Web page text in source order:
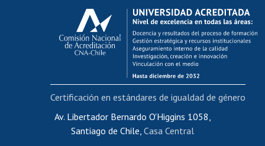
Calificación académica
Postulación al AUCAI
Funcionarias/os
Cursos internos de capacitación
Bienestar del personal
Portal de movilidad interna
Certificado de renta
Certificado de renta honorarios
Av. Libertador Bernardo O'Higgins 1058,
Santiago de Chile, Casa Central
Certificación en estándares de igualdad de género